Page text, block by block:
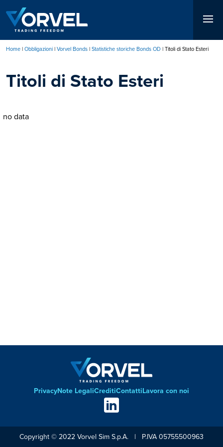
contenuto
principale
di
Home Obbligazioni Vorvel Bonds Statistiche storiche Bonds OD Titoli di Stato Esteri
Titoli di Stato Esteri
no data
Footer
PrivacyNote LegaliCreditiContattiLavora con noi
Social
links
Copyright © 2022 Vorvel Sim S.p.A. | P.IVA 05755500963